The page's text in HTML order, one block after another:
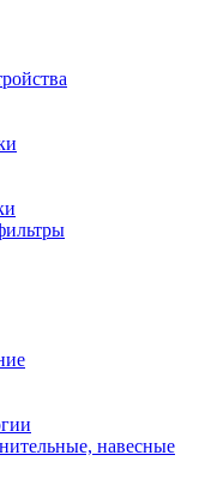
навесные